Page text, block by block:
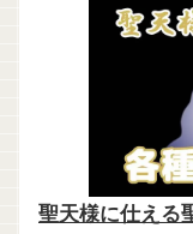
聖天様に仕える